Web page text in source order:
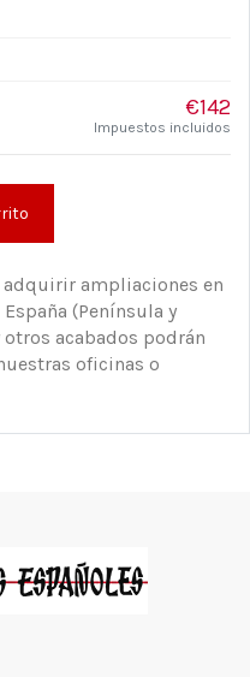
€142
Impuestos incluidos
ampliaciones en
(Península y
otros acabados podrán
oficinas o